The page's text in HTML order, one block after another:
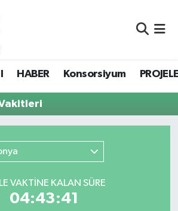
HABER Konsorsiyum
VAKTİNE KALAN SÜRE
04:43:41